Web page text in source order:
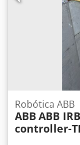
placa de
Vorschrift-3.
ofrecemos una
proyecto".
artículos,
envío
Robótica ABB
ABB ABB
controller-